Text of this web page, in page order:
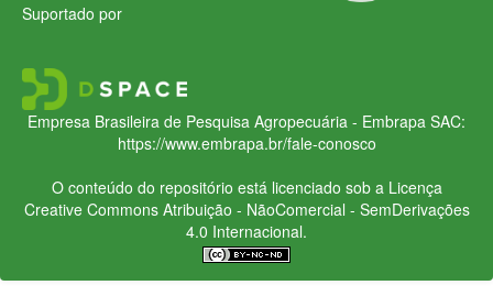
Suportado por
Empresa Brasileira de Pesquisa Agropecuária - Embrapa SAC:
https://www.embrapa.br/fale-conosco
O conteúdo do repositório está licenciado sob a Licença
Creative CommonsAtribuição - NãoComercial - SemDerivações
4.0 Internacional.